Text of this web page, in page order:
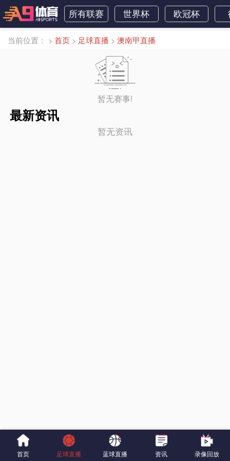
所有联赛 世界杯 欧冠杯
当前位置： > 首页 > 足球直播 > 澳南甲直播
暂无赛事!
最新资讯
暂无资讯
首页 足球直播 蓝球直播 资讯 录像回放